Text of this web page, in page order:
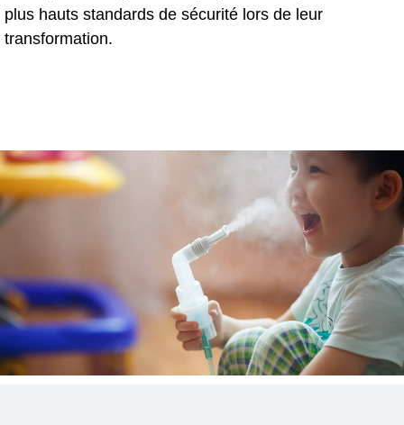
plus hauts standards de sécurité lors de leur
transformation.